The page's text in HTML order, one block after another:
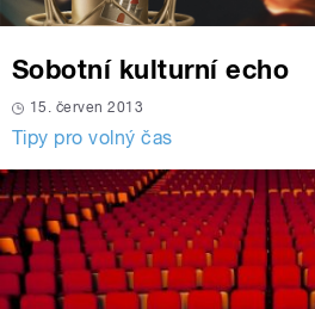
Sobotní kulturní echo
15. červen 2013
Tipy pro volný čas